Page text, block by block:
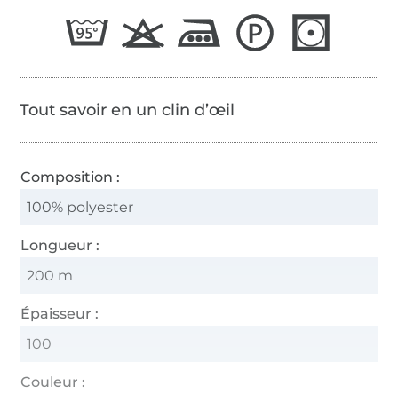
Tout savoir en un clin d’œil
Composition :
100% polyester
Longueur :
200 m
Épaisseur :
100
Couleur :